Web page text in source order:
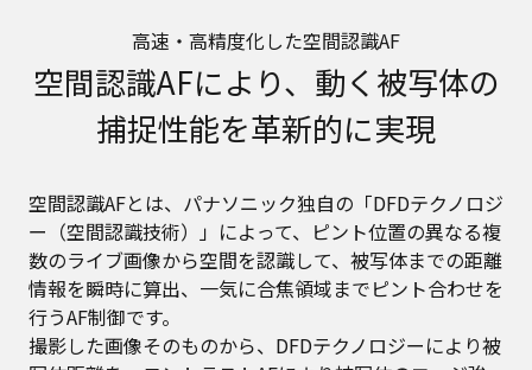
高速・高精度化した空間認識AF
空間認識AFにより、動く被写体の
捕捉性能を革新的に実現
空間認識AFとは、パナソニック独自の「DFDテクノロジ
ー（空間認識技術）」によって、ピント位置の異なる複
数のライブ画像から空間を認識して、被写体までの距離
情報を瞬時に算出、一気に合焦領域までピント合わせを
行うAF制御です。
撮影した画像そのものから、DFDテクノロジーにより被